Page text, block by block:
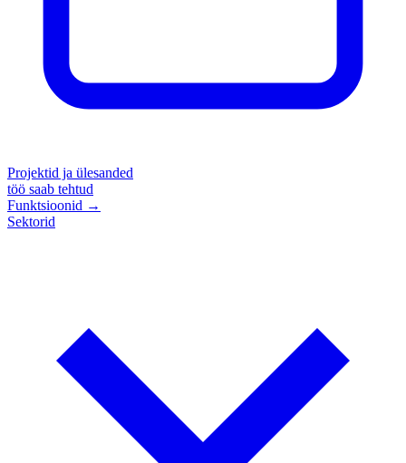
Projektid ja ülesanded
töö saab tehtud
Funktsioonid →
Sektorid